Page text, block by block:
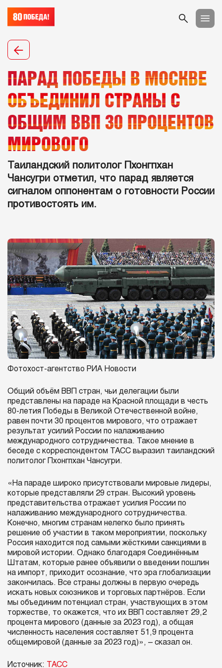
ПАРАД ПОБЕДЫ В МОСКВЕ
ОБЪЕДИНИЛ СТРАНЫ С
ОБЩИМ ВВП 30 ПРОЦЕНТОВ
МИРОВОГО
Таиландский политолог Пхонгпхан
Чансугри отметил, что парад является
сигналом оппонентам о готовности России
противостоять им.
Фотохост-агентство РИА Новости
Общий объём ВВП стран, чьи делегации были
представлены на параде на Красной площади в честь
80-летия Победы в Великой Отечественной войне,
равен почти 30 процентов мирового, что отражает
результат усилий России по налаживанию
международного сотрудничества. Такое мнение в
беседе с корреспондентом ТАСС выразил таиландский
политолог Пхонгпхан Чансугри.
«На параде широко присутствовали мировые лидеры,
которые представляли 29 стран. Высокий уровень
представительства отражает усилия России по
налаживанию международного сотрудничества.
Конечно, многим странам нелегко было принять
решение об участии в таком мероприятии, поскольку
Россия находится под самыми жёсткими санкциями в
мировой истории. Однако благодаря Соединённым
Штатам, которые ранее объявили о введении пошлин
на импорт, приходит осознание, что эра глобализации
закончилась. Все страны должны в первую очередь
искать новых союзников и торговых партнёров. Если
мы объединим потенциал стран, участвующих в этом
торжестве, то окажется, что их ВВП составляет 29,2
процента мирового (данные за 2023 год), а общая
численность населения составляет 51,9 процента
общемировой (данные за 2023 год)», – сказал он.
Источник: ТАСС